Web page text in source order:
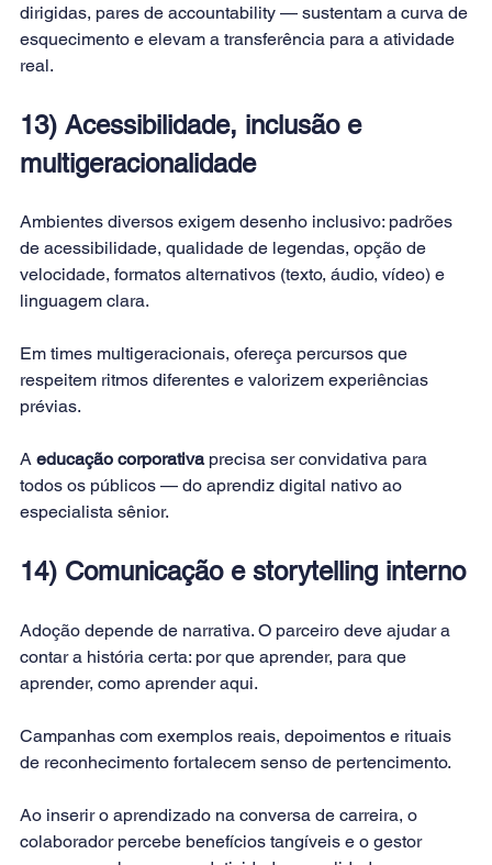
dirigidas, pares de accountability — sustentam a curva de
esquecimento e elevam a transferência para a atividade
real.
13) Acessibilidade, inclusão e
multigeracionalidade
Ambientes diversos exigem desenho inclusivo: padrões
de acessibilidade, qualidade de legendas, opção de
velocidade, formatos alternativos (texto, áudio, vídeo) e
linguagem clara.
Em times multigeracionais, ofereça percursos que
respeitem ritmos diferentes e valorizem experiências
prévias.
A educação corporativa precisa ser convidativa para
todos os públicos — do aprendiz digital nativo ao
especialista sênior.
14) Comunicação e storytelling interno
Adoção depende de narrativa. O parceiro deve ajudar a
contar a história certa: por que aprender, para que
aprender, como aprender aqui.
Campanhas com exemplos reais, depoimentos e rituais
de reconhecimento fortalecem senso de pertencimento.
Ao inserir o aprendizado na conversa de carreira, o
colaborador percebe benefícios tangíveis e o gestor